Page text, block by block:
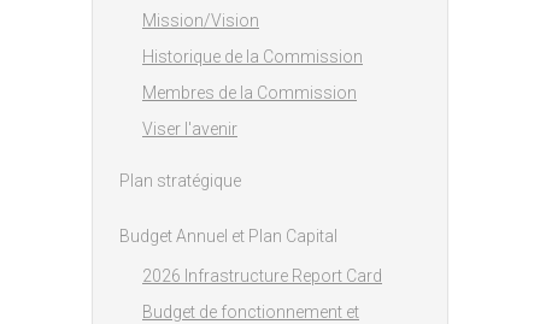
Mission/Vision
Historique de la Commission
Membres de la Commission
Viser l'avenir
Plan stratégique
Budget Annuel et Plan Capital
2026 Infrastructure Report Card
Budget de fonctionnement et